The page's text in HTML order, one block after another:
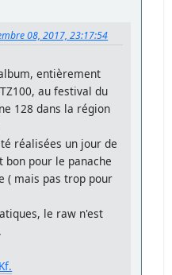
08, 2017, 23:17:54
entièrement
au festival du
128 dans la région
réalisées un jour de
pour le panache
( mais pas trop pour
le raw n'est